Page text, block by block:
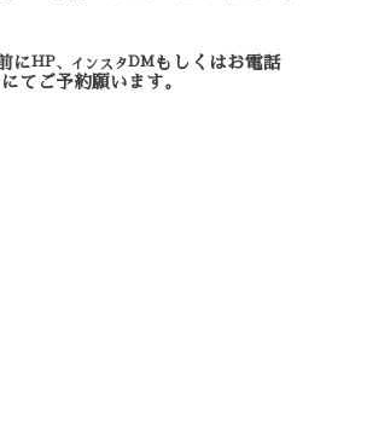
にHP、インスタDMもしくはお電話
にてご予約願います。